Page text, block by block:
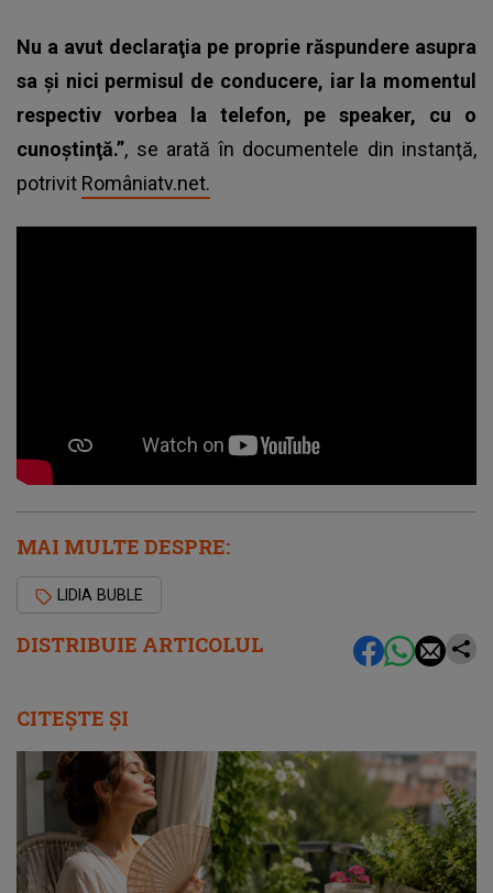
DISTRIBUIE ARTICOLUL
Nu a avut declaraţia pe proprie răspundere asupra
sa şi nici permisul de conducere, iar la momentul
respectiv vorbea la telefon, pe speaker, cu o
cunoştinţă.”, se arată în documentele din instanţă,
potrivit Româniatv.net.
MAI MULTE DESPRE:
LIDIA BUBLE
CITEȘTE ȘI